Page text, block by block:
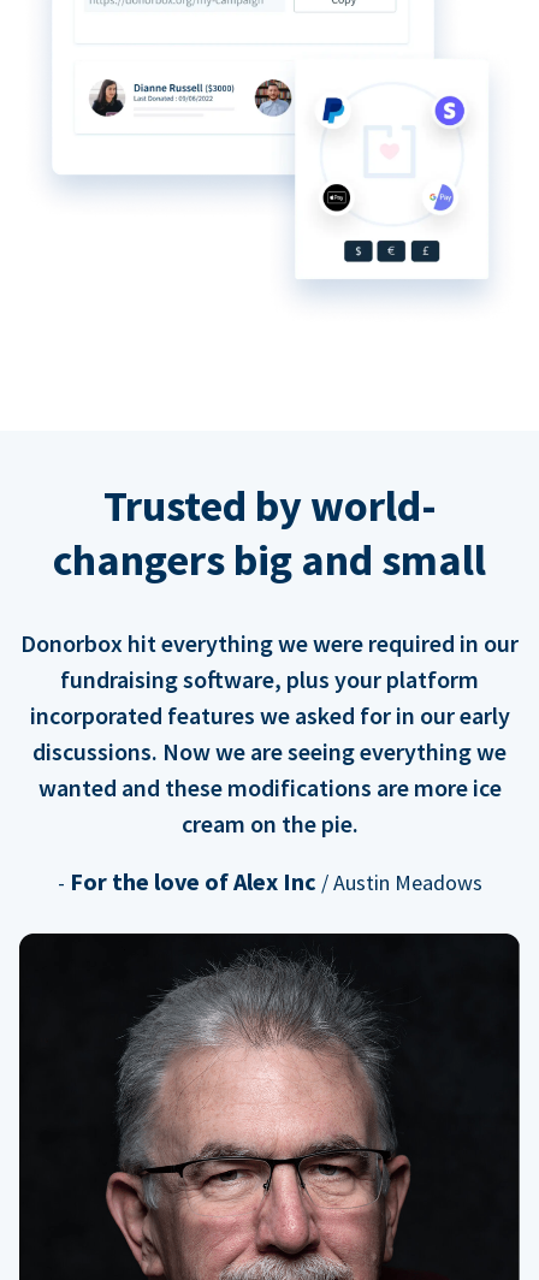
Trusted by world-
changers big and small
Donorbox hit everything we were required in our
fundraising software, plus your platform
incorporated features we asked for in our early
discussions. Now we are seeing everything we
wanted and these modifications are more ice
cream on the pie.
- For the love of Alex Inc / Austin Meadows